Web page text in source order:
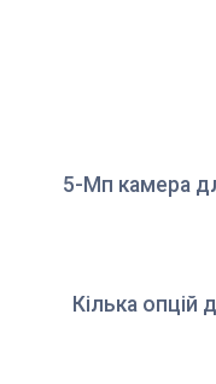
5-Мп камера
Кілька опцій